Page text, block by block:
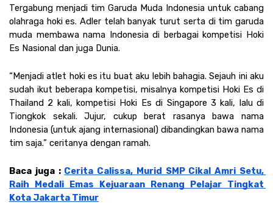
Tergabung menjadi tim Garuda Muda Indonesia untuk cabang
olahraga hoki es. Adler telah banyak turut serta di tim garuda
muda membawa nama Indonesia di berbagai kompetisi Hoki
Es Nasional dan juga Dunia.
“Menjadi atlet hoki es itu buat aku lebih bahagia. Sejauh ini aku
sudah ikut beberapa kompetisi, misalnya kompetisi Hoki Es di
Thailand 2 kali, kompetisi Hoki Es di Singapore 3 kali, lalu di
Tiongkok sekali. Jujur, cukup berat rasanya bawa nama
Indonesia (untuk ajang internasional) dibandingkan bawa nama
tim saja.” ceritanya dengan ramah.
Baca juga : Cerita Calissa, Murid SMP Cikal Amri Setu,
Raih Medali Emas Kejuaraan Renang Pelajar Tingkat
Kota Jakarta Timur